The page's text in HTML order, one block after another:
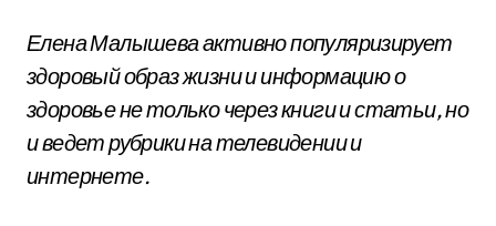
Елена Малышева активно популяризирует
здоровый образ жизни и информацию о
здоровье не только через книги и статьи, но
и ведет рубрики на телевидении и
интернете.